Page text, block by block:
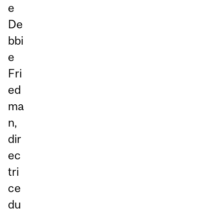
e
De
bbi
e
Fri
ed
ma
n,
dir
ec
tri
ce
du